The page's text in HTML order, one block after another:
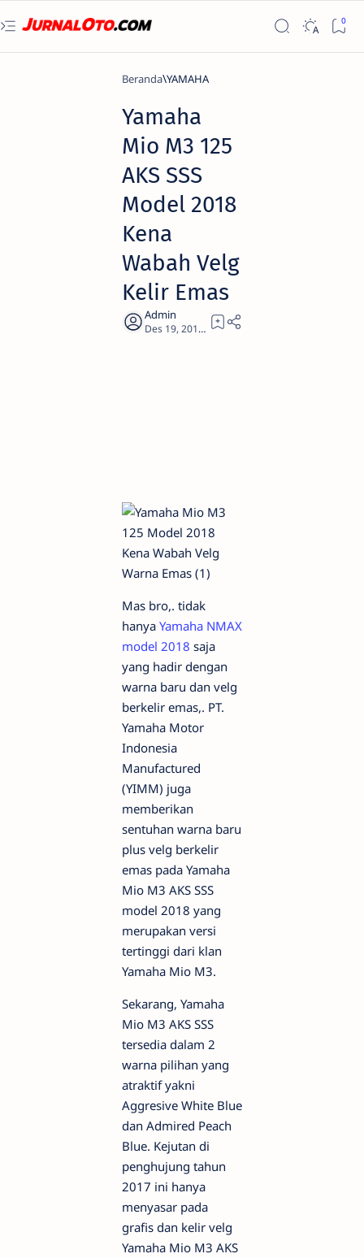
Beranda YAMAHA
Yamaha
Mio M3 125
AKS SSS
Model 2018
Kena
Wabah Velg
Kelir Emas
2
Mas bro,. tidak
hanya Yamaha NMAX
model 2018 saja
yang hadir dengan
warna baru dan velg
berkelir emas,. PT.
Yamaha Motor
Indonesia
Manufactured
(YIMM) juga
memberikan
sentuhan warna baru
plus velg berkelir
emas pada Yamaha
Mio M3 AKS SSS
model 2018 yang
merupakan versi
tertinggi dari klan
Yamaha Mio M3.
Sekarang, Yamaha
Mio M3 AKS SSS
tersedia dalam 2
warna pilihan yang
atraktif yakni
Aggresive White Blue
dan Admired Peach
Blue. Kejutan di
penghujung tahun
2017 ini hanya
menyasar pada
grafis dan kelir velg
Yamaha Mio M3 AKS